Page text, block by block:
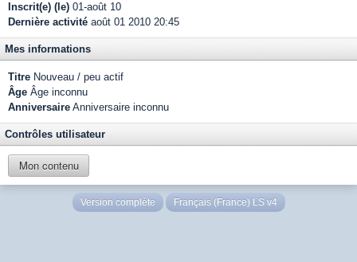
Inscrit(e) (le) 01-août 10
Dernière activité août 01 2010 20:45
Mes informations
Titre Nouveau / peu actif
Âge Âge inconnu
Anniversaire Anniversaire inconnu
Contrôles utilisateur
Mon contenu
Version complète Français (France) LS v4